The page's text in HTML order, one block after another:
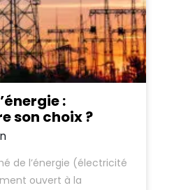
:
son choix ?
de l’énergie (électricité
ouvert à la